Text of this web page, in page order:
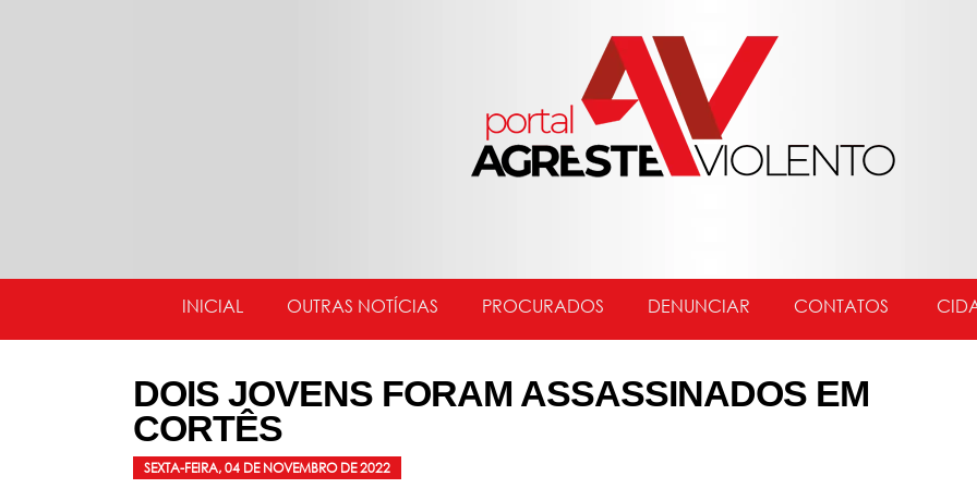
INICIAL OUTRAS NOTÍCIAS PROCURADOS DENUNCIAR CONTATOS
DOIS JOVENS FORAM ASSASSINADOS EM
CORTÊS
SEXTA-FEIRA, 04 DE NOVEMBRO DE 2022